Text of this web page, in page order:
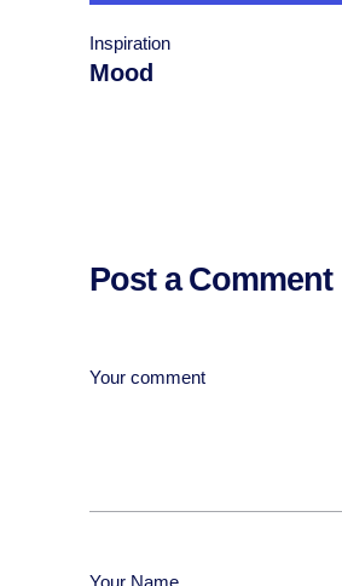
Inspiration
Mood
Post a Comment